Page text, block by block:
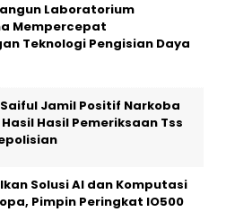
Laboratorium
Mempercepat
Teknologi Pengisian Daya
Jamil Positif Narkoba
Hasil Pemeriksaan Tss
Solusi AI dan Komputasi
Pimpin Peringkat IO500